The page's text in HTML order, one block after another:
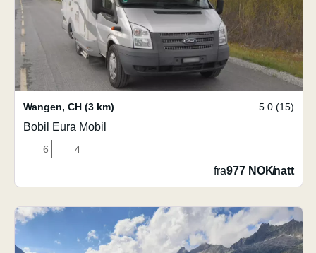
Wangen, CH (3 km) 5.0 (15)
Bobil Eura Mobil
6 4
fra977 NOK/natt